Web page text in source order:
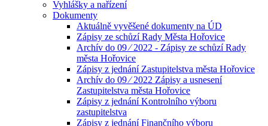
Vyhlášky a nařízení
Dokumenty
Aktuálně vyvěšené dokumenty na ÚD
Zápisy ze schůzí Rady Města Hořovice
Archív do 09 ⁄ 2022 - Zápisy ze schůzí Rady
města Hořovice
Zápisy z jednání Zastupitelstva města Hořovice
Archív do 09 ⁄ 2022 Zápisy a usnesení
Zastupitelstva města Hořovice
Zápisy z jednání Kontrolního výboru
zastupitelstva
Zápisy z jednání Finančního výboru